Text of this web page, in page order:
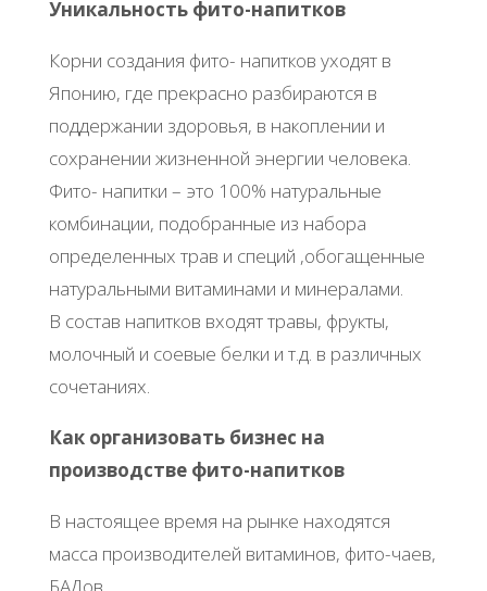
Уникальность фито-напитков
Корни создания фито- напитков уходят в
Японию, где прекрасно разбираются в
поддержании здоровья, в накоплении и
сохранении жизненной энергии человека.
Фито- напитки – это 100% натуральные
комбинации, подобранные из набора
определенных трав и специй ,обогащенные
натуральными витаминами и минералами.
В состав напитков входят травы, фрукты,
молочный и соевые белки и т.д. в различных
сочетаниях.
Как организовать бизнес на
производстве фито-напитков
В настоящее время на рынке находятся
масса производителей витаминов, фито-чаев,